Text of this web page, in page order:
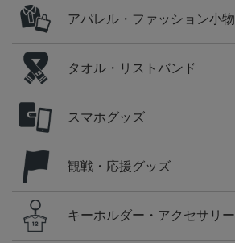
アパレル・ファッション小物
タオル・リストバンド
スマホグッズ
観戦・応援グッズ
キーホルダー・アクセサリー